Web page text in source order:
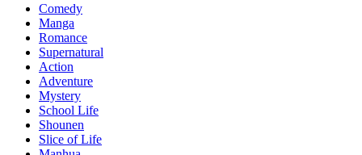
Comedy
Manga
Romance
Supernatural
Action
Adventure
Mystery
School Life
Shounen
Slice of Life